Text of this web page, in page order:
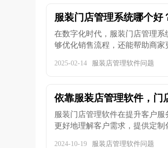
服装门店管理系统哪个好
在数字化时代，服装门店管理
够优化销售流程，还能帮助商家
2025-02-14 服装店管理软件问题
依靠服装店管理软件，门
服装门店管理软件在提升客户
更好地理解客户需求，提供定制
2024-10-19 服装店管理软件问题